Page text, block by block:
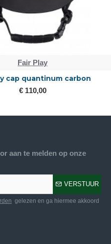
Fair Play
cap quantinum carbon
€ 110,00
aan te melden op onze
VERSTUUR
gelezen en ga hiermee akkoord